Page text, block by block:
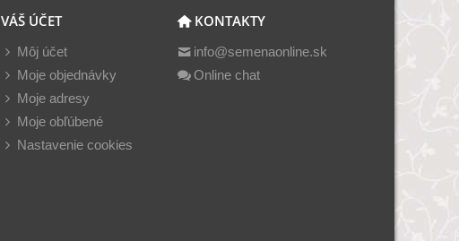
VÁŠ ÚČET
Môj účet
Moje objednávky
Moje adresy
Moje obľúbené
Nastavenie cookies
KONTAKTY
info@semenaonline.sk
Online chat